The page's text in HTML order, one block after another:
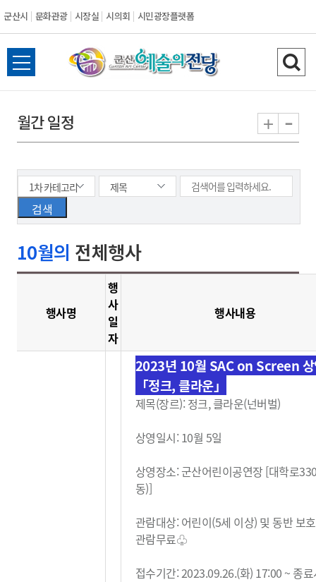
군산시 문화관광 시장실 시의회 시민광장플랫폼
군
산
전
체
뉴
열
검
색
기
월간 일정 + -
10월의 전체행사
행사명
행
사
일
자
행사내용
2023년 10월 SAC on Screen
「정크, 클라운」
제목(장르): 정크, 클라운(넌버벌)
상영일시: 10월 5일
상영장소: 군산어린이공연장 [대학로
동)]
관람대상: 어린이(5세 이상) 및 동반 보
관람무료♧
접수기간: 2023.09.26.(화) 17:00 ~ 종